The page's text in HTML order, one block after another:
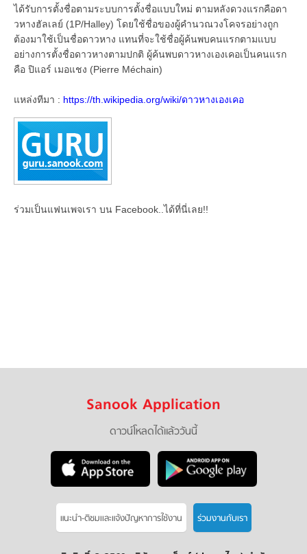
ได้รับการตั้งชื่อตามระบบการตั้งชื่อแบบใหม่ ตามหลังดวงแรกคือดา
วหางฮัลเลย์ (1P/Halley) โดยใช้ชื่อของผู้คำนวณวงโคจรอย่างถูก
ต้องมาใช้เป็นชื่อดาวหาง แทนที่จะใช้ชื่อผู้ค้นพบคนแรกตามแบบ
อย่างการตั้งชื่อดาวหางตามปกติ ผู้ค้นพบดาวหางเองเคอเป็นคนแรก
คือ ปิแอร์ เมอแชง (Pierre Méchain)
แหล่งทีมา : https://th.wikipedia.org/wiki/ดาวหางเองเคอ
ร่วมเป็นแฟนเพจเรา บน Facebook..ได้ที่นี่เลย!!
Sanook Application
ดาวน์โหลดได้แล้ววันนี้
แนะนำ-ติชมเเละแจ้งปัญหาการใช้งาน ร่วมงานกับเรา